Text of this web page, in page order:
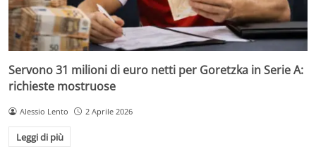
Servono 31 milioni di euro netti per Goretzka in Serie A:
richieste mostruose
Alessio Lento 2 Aprile 2026
Leggi di più